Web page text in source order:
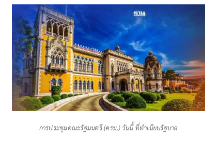
การประชุมคณะรัฐมนตรี (ครม.) วันนี้ ที่ทำเนียบรัฐบาล